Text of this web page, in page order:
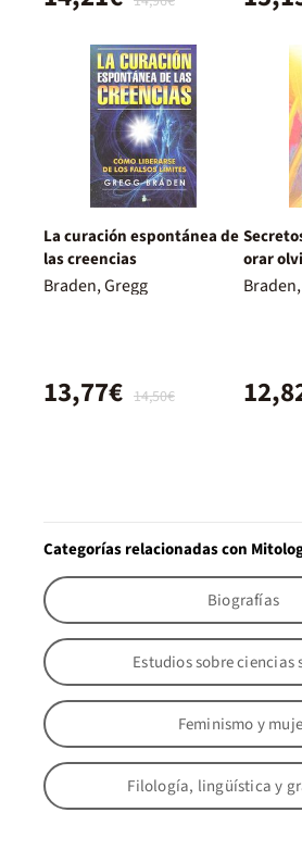
La curación espontánea de
las creencias
Braden, Gregg
14,50€
13,77€
orar
Categorías relacionadas con
Biografías
Estudios sobre ciencias
Feminismo y
Filología, lingüística y